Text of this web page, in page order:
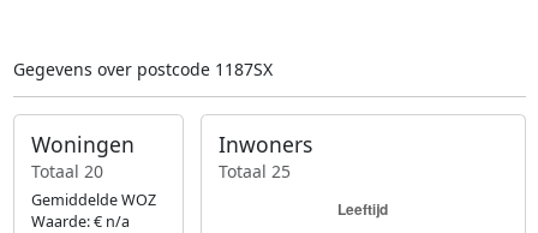
Gegevens over postcode 1187SX
Woningen
Totaal 20
Gemiddelde WOZ
Waarde: € n/a
Inwoners
Totaal 25